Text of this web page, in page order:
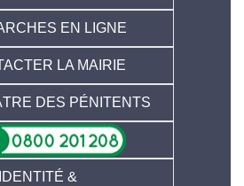
EN LIGNE
LA MAIRIE
DES PÉNITENTS
&